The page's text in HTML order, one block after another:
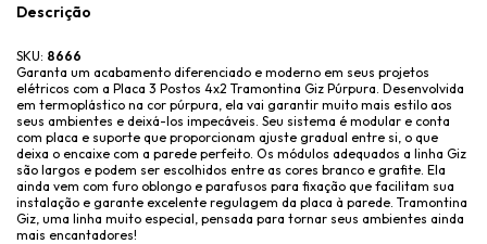
Descrição
SKU: 8666
Garanta um acabamento diferenciado e moderno em seus projetos
elétricos com a Placa 3 Postos 4x2 Tramontina Giz Púrpura. Desenvolvida
em termoplástico na cor púrpura, ela vai garantir muito mais estilo aos
seus ambientes e deixá-los impecáveis. Seu sistema é modular e conta
com placa e suporte que proporcionam ajuste gradual entre si, o que
deixa o encaixe com a parede perfeito. Os módulos adequados a linha Giz
são largos e podem ser escolhidos entre as cores branco e grafite. Ela
ainda vem com furo oblongo e parafusos para fixação que facilitam sua
instalação e garante excelente regulagem da placa à parede. Tramontina
Giz, uma linha muito especial, pensada para tornar seus ambientes ainda
mais encantadores!